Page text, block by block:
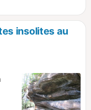
!
insolites au